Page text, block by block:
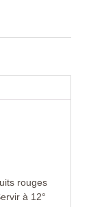
rouges
à 12°